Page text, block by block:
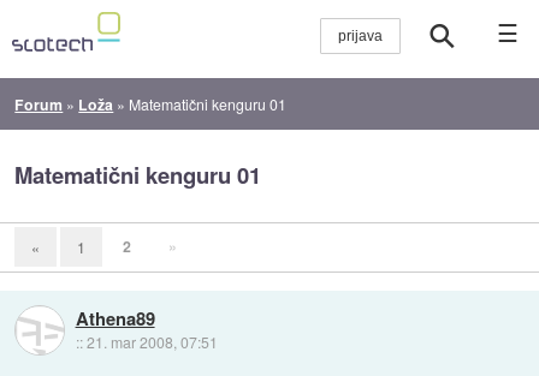
☰
Forum » Loža » Matematični kenguru 01
Matematični kenguru 01
« 1 2 »
Athena89
::21. mar 2008, 07:51